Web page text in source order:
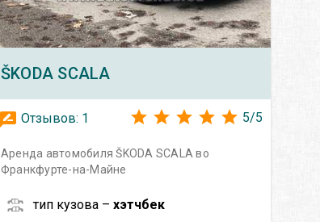
ŠKODA SCALA
Отзывов: 1 5/5
Аренда автомобиля ŠKODA SCALA во
Франкфурте-на-Майне
тип кузова – хэтчбек